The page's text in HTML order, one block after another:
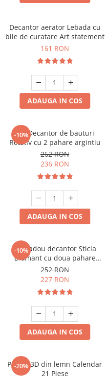
Decantor aerator Lebada cu
bile de curatare Art statement
161 RON
ADAUGA IN COS
-10%
Set Decantor de bauturi
Rotativ cu 2 pahare argintiu
262 RON
236 RON
ADAUGA IN COS
-10%
Set cadou decantor Sticla
Diamant cu doua pahare
Deluxe
252 RON
227 RON
ADAUGA IN COS
-20%
Puzzle 3D din lemn Calendar
21 Piese